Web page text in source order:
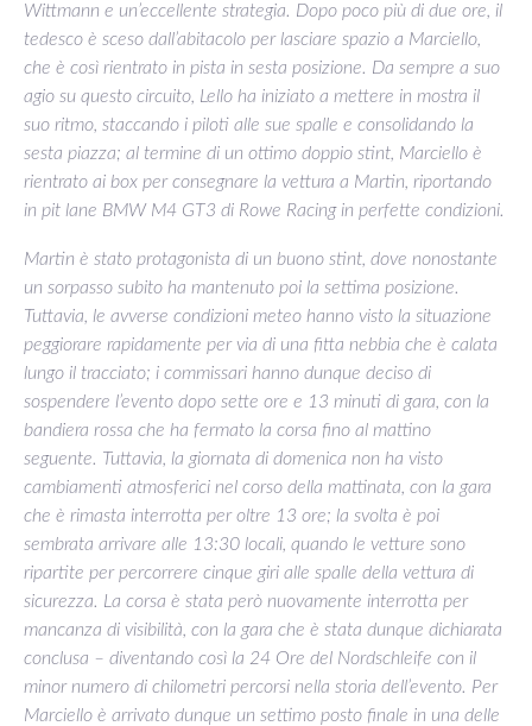
Wittmann e un’eccellente strategia. Dopo poco più di due ore, il
tedesco è sceso dall’abitacolo per lasciare spazio a Marciello,
che è così rientrato in pista in sesta posizione. Da sempre a suo
agio su questo circuito, Lello ha iniziato a mettere in mostra il
suo ritmo, staccando i piloti alle sue spalle e consolidando la
sesta piazza; al termine di un ottimo doppio stint, Marciello è
rientrato ai box per consegnare la vettura a Martin, riportando
in pit lane BMW M4 GT3 di Rowe Racing in perfette condizioni.
Martin è stato protagonista di un buono stint, dove nonostante
un sorpasso subito ha mantenuto poi la settima posizione.
Tuttavia, le avverse condizioni meteo hanno visto la situazione
peggiorare rapidamente per via di una fitta nebbia che è calata
lungo il tracciato; i commissari hanno dunque deciso di
sospendere l’evento dopo sette ore e 13 minuti di gara, con la
bandiera rossa che ha fermato la corsa fino al mattino
seguente. Tuttavia, la giornata di domenica non ha visto
cambiamenti atmosferici nel corso della mattinata, con la gara
che è rimasta interrotta per oltre 13 ore; la svolta è poi
sembrata arrivare alle 13:30 locali, quando le vetture sono
ripartite per percorrere cinque giri alle spalle della vettura di
sicurezza. La corsa è stata però nuovamente interrotta per
mancanza di visibilità, con la gara che è stata dunque dichiarata
conclusa – diventando così la 24 Ore del Nordschleife con il
minor numero di chilometri percorsi nella storia dell’evento. Per
Marciello è arrivato dunque un settimo posto finale in una delle